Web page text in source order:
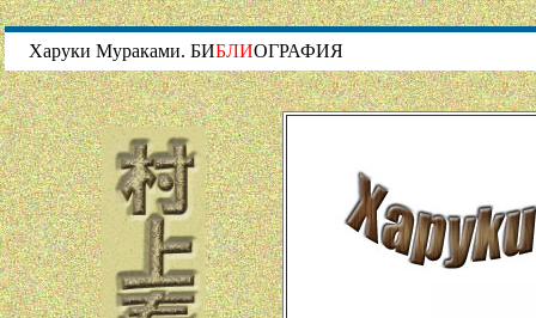
Харуки Мураками. БИБЛИОГРАФИЯ